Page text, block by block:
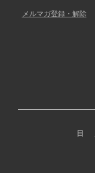
メルマガ登録・解除
日